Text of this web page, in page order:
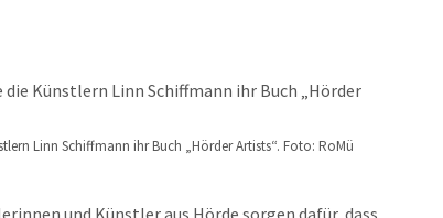
Linn Schiffmann ihr Buch „Hörder Artists“. Foto: RoMü
und Künstler aus Hörde sorgen dafür, dass